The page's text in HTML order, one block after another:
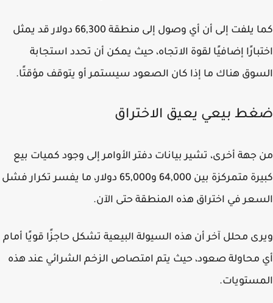
كما يلفت إلى أن أي وصول إلى منطقة 66,300 دولار قد يمثل
إضافيًا لقوة الاتجاه، حيث يمكن أن تحدد استجابة
هناك ما إذا كان الصعود سيستمر أو يتوقف مؤقتًا.
بيعي يعيق الاختراق
أخرى، تشير بيانات دفتر الأوامر إلى وجود كميات بيع
كبيرة متمركزة بين 64,000 و65,000 دولار، ما يفسر تكرار فشل
في اختراق هذه المنطقة حتى الآن.
محلل آخر أن هذه السيولة البيعية تشكل حاجزًا قويًا أمام
محاولة صعود، حيث يتم امتصاص الزخم الشرائي عند هذه